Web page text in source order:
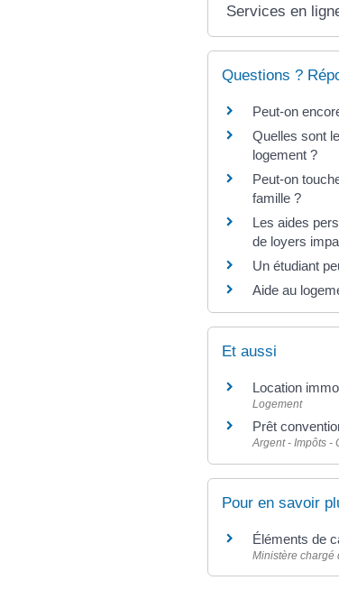
Services en
Questions ?
Peut-on
Quelles sont
logement ?
Peut-on
famille ?
Les aides
de loyers
Un étudiant
Aide au
Et aussi
Location
Logement
Prêt
Argent - Impôts -
Pour en savoir
Éléments de
Ministère chargé